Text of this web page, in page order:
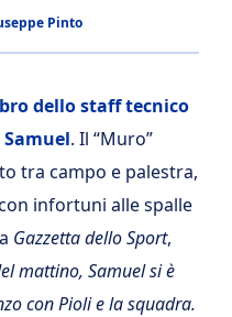
Pinto
dello staff tecnico
. Il “Muro”
tra campo e palestra,
infortuni alle spalle
Gazzetta dello Sport,
mattino, Samuel si è
con Pioli e la squadra.